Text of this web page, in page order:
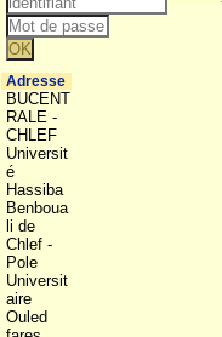
Adresse
BUCENT
RALE -
CHLEF
Universit
é
Hassiba
Benboua
li de
Chlef -
Pole
Universit
aire
Ouled